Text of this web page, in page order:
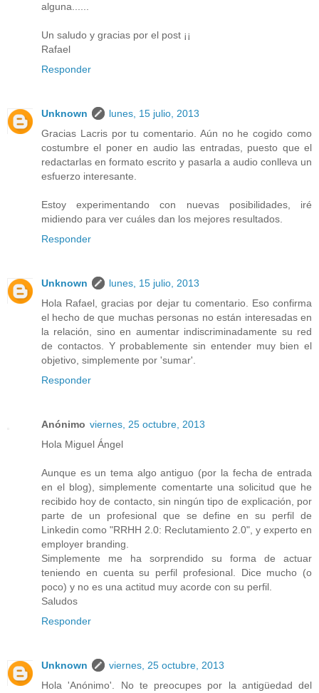
alguna......
Un saludo y gracias por el post ¡¡
Rafael
Responder
Unknown
lunes, 15 julio, 2013
Gracias Lacris por tu comentario. Aún no he cogido como
costumbre el poner en audio las entradas, puesto que el
redactarlas en formato escrito y pasarla a audio conlleva un
esfuerzo interesante.
Estoy experimentando con nuevas posibilidades, iré
midiendo para ver cuáles dan los mejores resultados.
Responder
Unknown
lunes, 15 julio, 2013
Hola Rafael, gracias por dejar tu comentario. Eso confirma
el hecho de que muchas personas no están interesadas en
la relación, sino en aumentar indiscriminadamente su red
de contactos. Y probablemente sin entender muy bien el
objetivo, simplemente por 'sumar'.
Responder
Anónimo viernes, 25 octubre, 2013
Hola Miguel Ángel
Aunque es un tema algo antiguo (por la fecha de entrada
en el blog), simplemente comentarte una solicitud que he
recibido hoy de contacto, sin ningún tipo de explicación, por
parte de un profesional que se define en su perfil de
Linkedin como "RRHH 2.0: Reclutamiento 2.0", y experto en
employer branding.
Simplemente me ha sorprendido su forma de actuar
teniendo en cuenta su perfil profesional. Dice mucho (o
poco) y no es una actitud muy acorde con su perfil.
Saludos
Responder
Unknown
viernes, 25 octubre, 2013
Hola 'Anónimo'. No te preocupes por la antigüedad del